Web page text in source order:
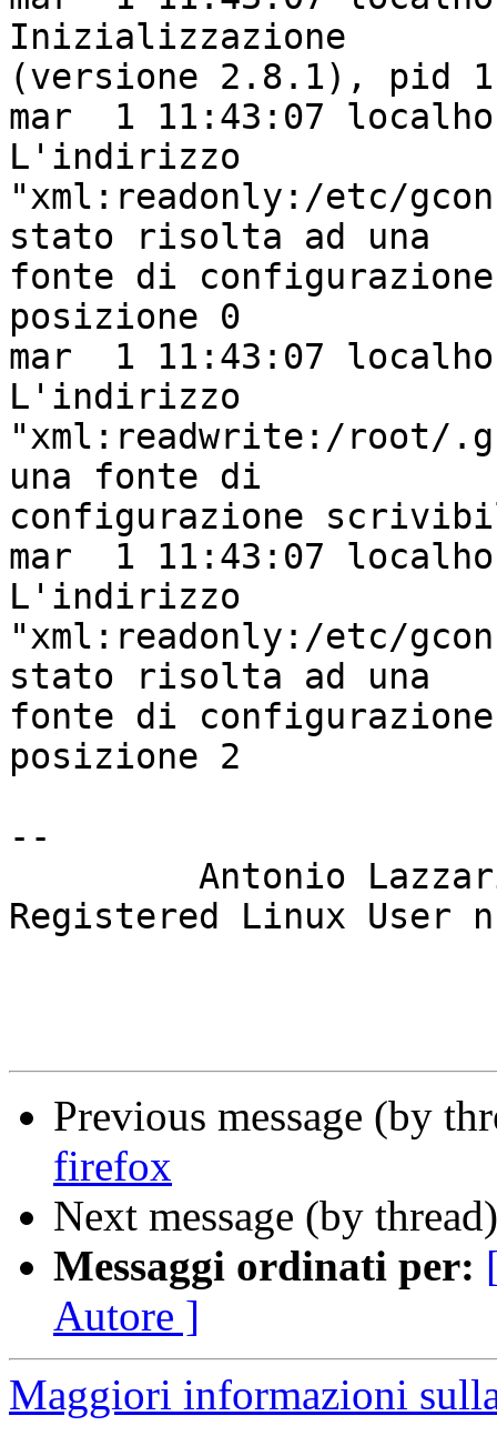
Inizializzazione
(versione 2.8.1), pid
mar  1 11:43:07
L'indirizzo
"xml:readonly:/etc/
stato risolta ad una
fonte di
posizione 0
mar  1 11:43:07
L'indirizzo
"xml:readwrite:/root/
una fonte di
configurazione
mar  1 11:43:07
L'indirizzo
"xml:readonly:/etc/
stato risolta ad una
fonte di
posizione 2
--
Registered Linux User
Previous message (by
firefox
Next message (by
Messaggi ordinati per:
Autore ]
Maggiori informazioni